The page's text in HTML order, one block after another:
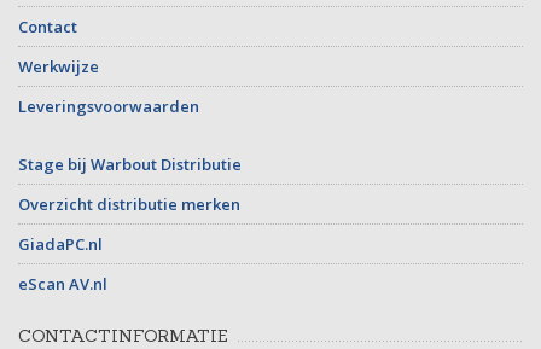
Contact
Werkwijze
Leveringsvoorwaarden
Stage bij Warbout Distributie
Overzicht distributie merken
GiadaPC.nl
eScan AV.nl
CONTACTINFORMATIE